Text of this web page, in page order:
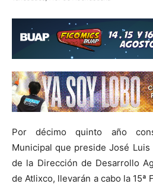
Por décimo quinto año
Municipal que preside José Luis
de la Dirección de Desarrollo
de Atlixco, llevarán a cabo la 15ª